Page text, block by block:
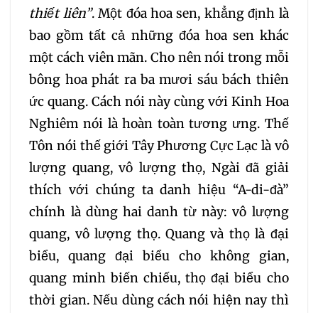
242 243 244
245 246 247
248 249 250
252 253
254 255
257 258 259
260 261 262
thiết liên”. Một đóa hoa sen, khẳng định là
bao gồm tất cả những đóa hoa sen khác
một cách viên mãn. Cho nên nói trong mỗi
bông hoa phát ra ba mươi sáu bách thiên
ức quang. Cách nói này cùng với Kinh Hoa
Nghiêm nói là hoàn toàn tương ưng. Thế
Tôn nói thế giới Tây Phương Cực Lạc là vô
lượng quang, vô lượng thọ, Ngài đã giải
thích với chúng ta danh hiệu “A-di-đà”
chính là dùng hai danh từ này: vô lượng
quang, vô lượng thọ. Quang và thọ là đại
biểu, quang đại biểu cho không gian,
quang minh biến chiếu, thọ đại biểu cho
thời gian. Nếu dùng cách nói hiện nay thì